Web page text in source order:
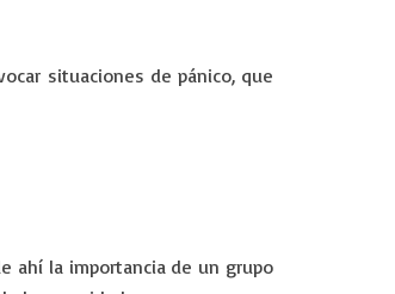
situaciones de pánico, que
ahí la importancia de un grupo